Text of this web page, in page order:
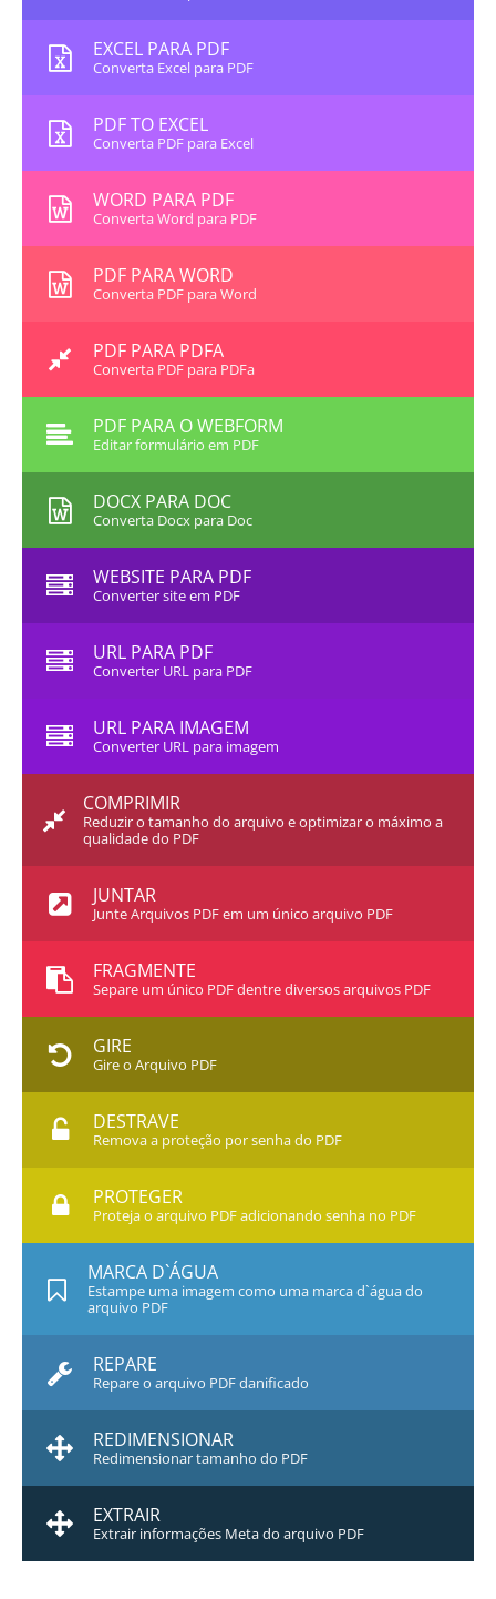
EXCEL PARA PDF
Converta Excel para PDF
PDF TO EXCEL
Converta PDF para Excel
WORD PARA PDF
Converta Word para PDF
PDF PARA WORD
Converta PDF para Word
PDF PARA PDFA
Converta PDF para PDFa
PDF PARA O WEBFORM
Editar formulário em PDF
DOCX PARA DOC
Converta Docx para Doc
WEBSITE PARA PDF
Converter site em PDF
URL PARA PDF
Converter URL para PDF
URL PARA IMAGEM
Converter URL para imagem
COMPRIMIR
Reduzir o tamanho do arquivo e optimizar o máximo a
qualidade do PDF
JUNTAR
Junte Arquivos PDF em um único arquivo PDF
FRAGMENTE
Separe um único PDF dentre diversos arquivos PDF
GIRE
Gire o Arquivo PDF
DESTRAVE
Remova a proteção por senha do PDF
PROTEGER
Proteja o arquivo PDF adicionando senha no PDF
MARCA D`ÁGUA
Estampe uma imagem como uma marca d`água do
arquivo PDF
REPARE
Repare o arquivo PDF danificado
REDIMENSIONAR
Redimensionar tamanho do PDF
EXTRAIR
Extrair informações Meta do arquivo PDF